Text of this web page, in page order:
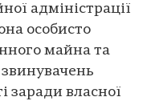
адміністрації
особисто
майна та
заради власної